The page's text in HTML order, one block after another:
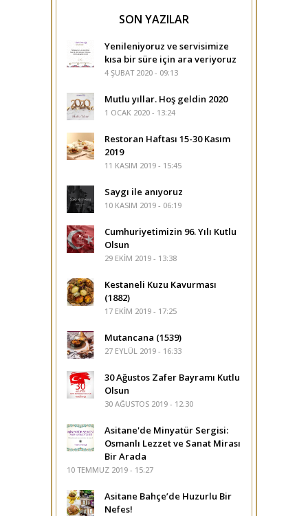
SON YAZILAR
Yenileniyoruz ve servisimize
kısa bir süre için ara veriyoruz
4 ŞUBAT 2020 - 09:13
Mutlu yıllar. Hoş geldin 2020
1 OCAK 2020 - 13:24
Restoran Haftası 15-30 Kasım
2019
11 KASIM 2019 - 15:45
Saygı ile anıyoruz
10 KASIM 2019 - 06:19
Cumhuriyetimizin 96. Yılı Kutlu
Olsun
29 EKIM 2019 - 13:38
Kestaneli Kuzu Kavurması
(1882)
17 EKIM 2019 - 17:25
Mutancana (1539)
27 EYLÜL 2019 - 16:33
30 Ağustos Zafer Bayramı Kutlu
Olsun
30 AĞUSTOS 2019 - 12:30
Asitane'de Minyatür Sergisi:
Osmanlı Lezzet ve Sanat Mirası
Bir Arada
10 TEMMUZ 2019 - 15:27
Asitane Bahçe’de Huzurlu Bir
Nefes!